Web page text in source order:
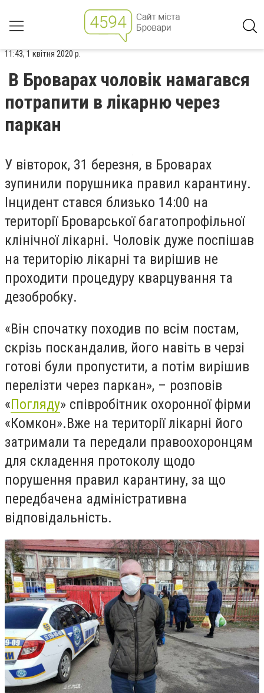
11:43, 1 квітня 2020 р.
В Броварах чоловік намагався
потрапити в лікарню через
паркан
У вівторок, 31 березня, в Броварах
зупинили порушника правил карантину.
Інцидент стався близько 14:00 на
території Броварської багатопрофільної
клінічної лікарні. Чоловік дуже поспішав
на територію лікарні та вирішив не
проходити процедуру кварцування та
дезобробку.
«Він спочатку походив по всім постам,
скрізь поскандалив, його навіть в черзі
готові були пропустити, а потім вирішив
перелізти через паркан», – розповів
«Погляду» співробітник охоронної фірми
«Комкон».Вже на території лікарні його
затримали та передали правоохоронцям
для складення протоколу щодо
порушення правил карантину, за що
передбачена адміністративна
відповідальність.